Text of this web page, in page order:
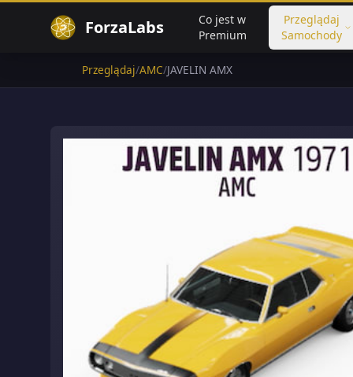
ForzaLabs
Co jest w
Premium
Przeglądaj
Samochody
Przeglądaj/AMC/JAVELIN AMX